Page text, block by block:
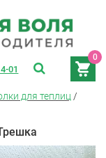
0
01
для теплиц /